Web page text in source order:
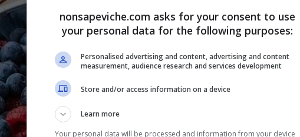
nonsapeviche.com asks for your consent to use
your personal data for the following purposes:
Personalised advertising and content, advertising and content
measurement, audience research and services development
Store and/or access information on a device
Learn more
Your personal data will be processed and information from your device